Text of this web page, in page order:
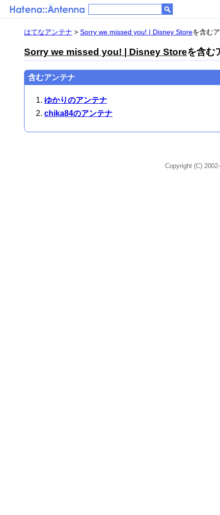
はてなアンテナ > Sorry we missed you! | Disney Storeを含む
Sorry we missed you! | Disney Storeを含む
含むアンテナ
ゆかりのアンテナ
chika84のアンテナ
Copyright (C)